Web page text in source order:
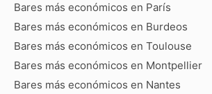
Bares más económicos en París
Bares más económicos en Burdeos
Bares más económicos en Toulouse
Bares más económicos en Montpellier
Bares más económicos en Nantes